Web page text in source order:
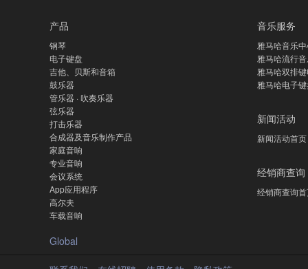
产品
钢琴
电子键盘
吉他、贝斯和音箱
鼓乐器
管乐器 · 吹奏乐器
弦乐器
打击乐器
合成器及音乐制作产品
家庭音响
专业音响
会议系统
App应用程序
高尔夫
车载音响
音乐服务
雅马哈音乐
雅马哈流行
雅马哈双排
雅马哈电子
新闻活动
新闻活动首页
经销商查询
经销商查询
Global